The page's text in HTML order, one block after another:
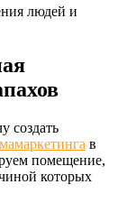
людей и
создать
в
помещение,
которых